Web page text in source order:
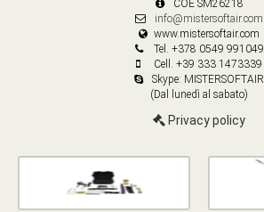
COE SM26218
info@mistersoftair.com
www.mistersoftair.com
Tel. +378 0549 991049
Cell. +39 333 1473339
Skype: MISTERSOFTAIR
(Dal lunedì al sabato)
Privacy policy